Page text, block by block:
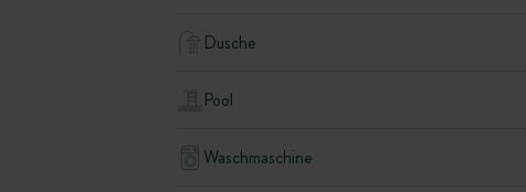
Dusche
Pool
Waschmaschine